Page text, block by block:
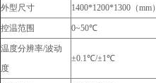
外型尺寸 1400*1200*1300（mm
控温范围 0~50℃
温度分辨率/波动
度
±0.1℃/±1℃